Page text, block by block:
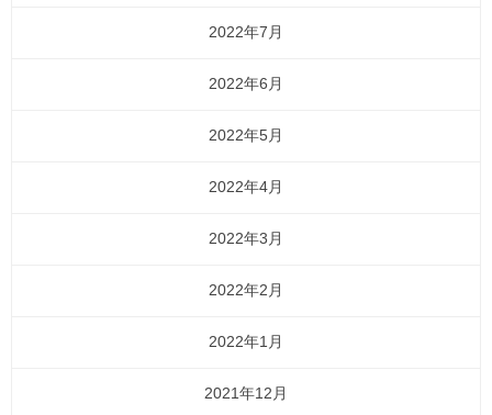
2022年7月
2022年6月
2022年5月
2022年4月
2022年3月
2022年2月
2022年1月
2021年12月